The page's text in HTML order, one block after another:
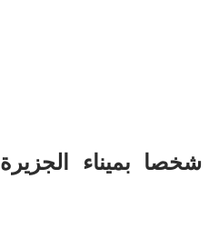
إسبانيا: ضبط 110 كلغ من المخدرات واعتقال 18 شخصا بميناء الجزيرة